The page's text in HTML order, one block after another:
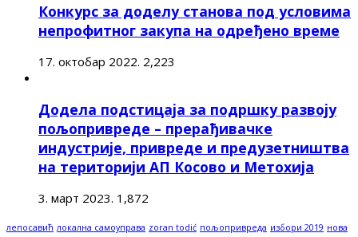
Конкурс за доделу станова под условима
непрофитног закупа на одређено време
17. октобар 2022. 2,223
Додела подстицаја за подршку развоју
пољопривреде – прерађивачке
индустрије, привреде и предузетништва
на територији АП Косово и Метохија
3. март 2023. 1,872
лепосавић локална самоуправа zoran todić пољопривреда избори 2019 нова